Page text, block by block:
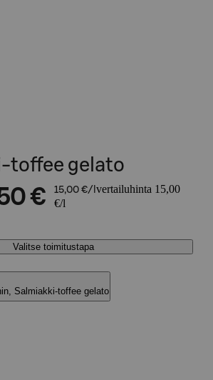
toffee gelato
€ 15,00 €/l vertailuhinta 15,00
€/l
Valitse toimitustapa
Salmiakki-toffee gelato